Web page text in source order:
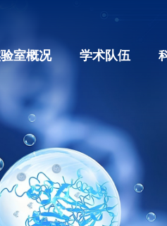
室概况 学术队伍